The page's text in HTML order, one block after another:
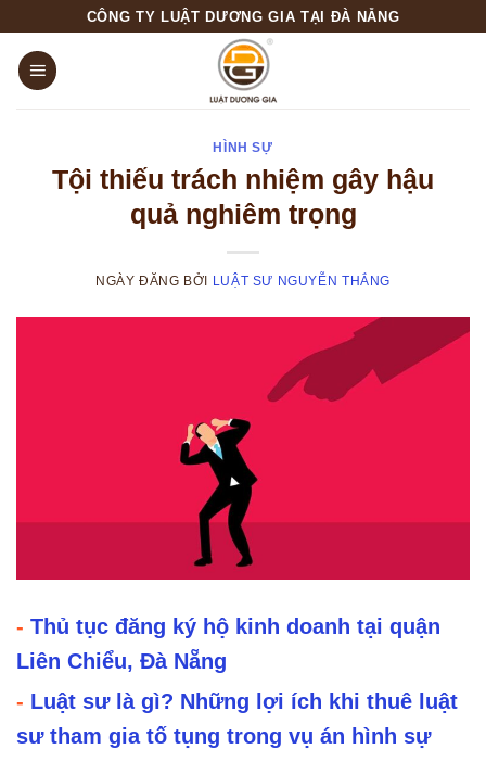
content
CÔNG TY LUẬT DƯƠNG GIA TẠI ĐÀ NẴNG
HÌNH SỰ
Tội thiếu trách nhiệm gây hậu
quả nghiêm trọng
NGÀY ĐĂNG BỞI LUẬT SƯ NGUYỄN THẮNG
- Thủ tục đăng ký hộ kinh doanh tại quận
Liên Chiểu, Đà Nẵng
- Luật sư là gì? Những lợi ích khi thuê luật
sư tham gia tố tụng trong vụ án hình sự